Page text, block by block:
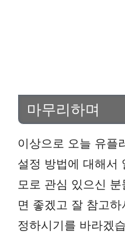
마무리하며
이상으로 오늘 유플
설정 방법에 대해서
모로 관심 있으신
면 좋겠고 잘 참고
정하시기를 바라겠